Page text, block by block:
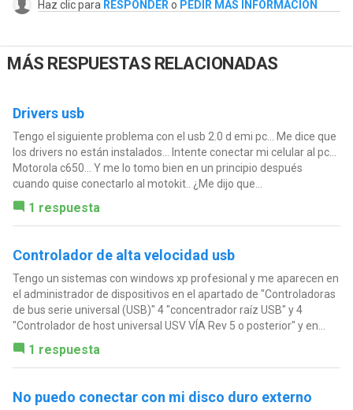
Haz clic para RESPONDER o PEDIR MÁS INFORMACIÓN
MÁS RESPUESTAS RELACIONADAS
Drivers usb
Tengo el siguiente problema con el usb 2.0 d emi pc... Me dice que
los drivers no están instalados... Intente conectar mi celular al pc...
Motorola c650... Y me lo tomo bien en un principio después
cuando quise conectarlo al motokit.. ¿Me dijo que...
1 respuesta
Controlador de alta velocidad usb
Tengo un sistemas con windows xp profesional y me aparecen en
el administrador de dispositivos en el apartado de "Controladoras
de bus serie universal (USB)" 4 "concentrador raíz USB" y 4
"Controlador de host universal USV VÍA Rev 5 o posterior" y en...
1 respuesta
No puedo conectar con mi disco duro externo